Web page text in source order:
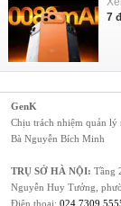
7
GenK
Chịu trách nhiệm quản lý
Bà Nguyễn Bích Minh
TRỤ SỞ HÀ NỘI: Tầng
Nguyễn Huy Tưởng,
Điện thoại: 024 7309